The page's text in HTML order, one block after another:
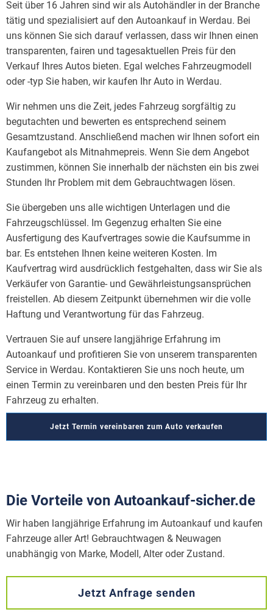
Seit über 16 Jahren sind wir als Autohändler in der Branche
tätig und spezialisiert auf den Autoankauf in Werdau. Bei
uns können Sie sich darauf verlassen, dass wir Ihnen einen
transparenten, fairen und tagesaktuellen Preis für den
Verkauf Ihres Autos bieten. Egal welches Fahrzeugmodell
oder -typ Sie haben, wir kaufen Ihr Auto in Werdau.
Wir nehmen uns die Zeit, jedes Fahrzeug sorgfältig zu
begutachten und bewerten es entsprechend seinem
Gesamtzustand. Anschließend machen wir Ihnen sofort ein
Kaufangebot als Mitnahmepreis. Wenn Sie dem Angebot
zustimmen, können Sie innerhalb der nächsten ein bis zwei
Stunden Ihr Problem mit dem Gebrauchtwagen lösen.
Sie übergeben uns alle wichtigen Unterlagen und die
Fahrzeugschlüssel. Im Gegenzug erhalten Sie eine
Ausfertigung des Kaufvertrages sowie die Kaufsumme in
bar. Es entstehen Ihnen keine weiteren Kosten. Im
Kaufvertrag wird ausdrücklich festgehalten, dass wir Sie als
Verkäufer von Garantie- und Gewährleistungsansprüchen
freistellen. Ab diesem Zeitpunkt übernehmen wir die volle
Haftung und Verantwortung für das Fahrzeug.
Vertrauen Sie auf unsere langjährige Erfahrung im
Autoankauf und profitieren Sie von unserem transparenten
Service in Werdau. Kontaktieren Sie uns noch heute, um
einen Termin zu vereinbaren und den besten Preis für Ihr
Fahrzeug zu erhalten.
Jetzt Termin vereinbaren zum Auto verkaufen
Die Vorteile von Autoankauf-sicher.de
Wir haben langjährige Erfahrung im Autoankauf und kaufen
Fahrzeuge aller Art! Gebrauchtwagen & Neuwagen
unabhängig von Marke, Modell, Alter oder Zustand.
Jetzt Anfrage senden